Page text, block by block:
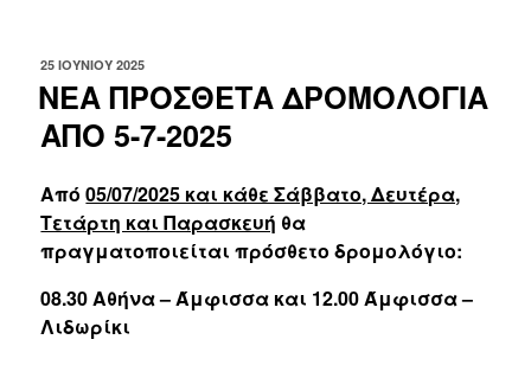
ΔΗΜΟΣΙΕΎΤΗΚΕ
ΣΤΙΣ
25 ΙΟΥΝΊΟΥ 2025
ΝΕΑ ΠΡΟΣΘΕΤΑ ΔΡΟΜΟΛΟΓΙΑ
ΑΠΟ 5-7-2025
Από05/07/2025 και κάθε Σάββατο, Δευτέρα,
Τετάρτη και Παρασκευή θα
πραγματοποιείται πρόσθετο δρομολόγιο:
08.30 Αθήνα – Άμφισσα και 12.00 Άμφισσα –
Λιδωρίκι